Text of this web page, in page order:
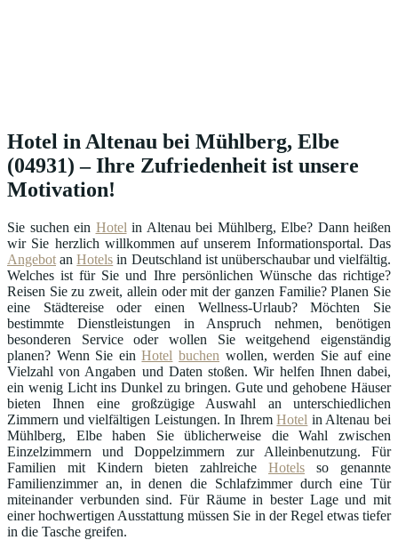
Hotel in Altenau bei Mühlberg, Elbe
(04931) – Ihre Zufriedenheit ist unsere
Motivation!
Sie suchen ein Hotel in Altenau bei Mühlberg, Elbe? Dann heißen
wir Sie herzlich willkommen auf unserem Informationsportal. Das
Angebot anHotels in Deutschland ist unüberschaubar und vielfältig.
Welches ist für Sie und Ihre persönlichen Wünsche das richtige?
Reisen Sie zu zweit, allein oder mit der ganzen Familie? Planen Sie
eine Städtereise oder einen Wellness-Urlaub? Möchten Sie
bestimmte Dienstleistungen in Anspruch nehmen, benötigen
besonderen Service oder wollen Sie weitgehend eigenständig
planen? Wenn Sie einHotel buchen wollen, werden Sie auf eine
Vielzahl von Angaben und Daten stoßen. Wir helfen Ihnen dabei,
ein wenig Licht ins Dunkel zu bringen. Gute und gehobene Häuser
bieten Ihnen eine großzügige Auswahl an unterschiedlichen
Zimmern und vielfältigen Leistungen. In IhremHotel in Altenau bei
Mühlberg, Elbe haben Sie üblicherweise die Wahl zwischen
Einzelzimmern und Doppelzimmern zur Alleinbenutzung. Für
Familien mit Kindern bieten zahlreiche Hotels so genannte
Familienzimmer an, in denen die Schlafzimmer durch eine Tür
miteinander verbunden sind. Für Räume in bester Lage und mit
einer hochwertigen Ausstattung müssen Sie in der Regel etwas tiefer
in die Tasche greifen.